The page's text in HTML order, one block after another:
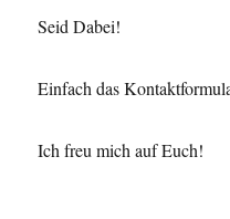
Seid Dabei!
Einfach das
Ich freu mich auf Euch!